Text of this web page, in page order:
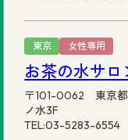
東京 女性専用
お茶の水サロ
〒101-0062 東京
ノ水3F
TEL:03-5283-6554